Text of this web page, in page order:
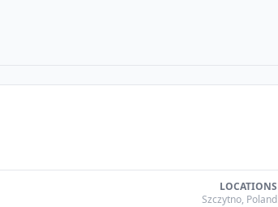
LOCATIONS
Szczytno, Poland